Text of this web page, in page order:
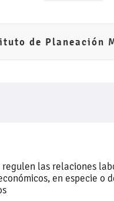
de Planeación
las relaciones
en especie o